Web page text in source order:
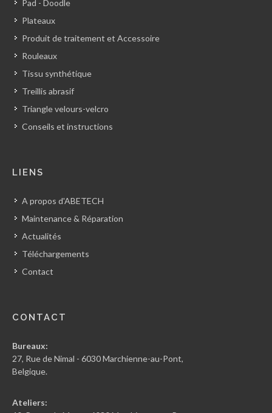
Pad - Doodle
Plateaux
Produit de traitement et Accessoire
Rouleaux
Tissu synthétique
Treillis abrasif
Triangle velours-velcro
Conseils et instructions
LIENS
A propos d'ABETECH
Maintenance & Réparation
Actualités
Téléchargements
Contact
CONTACT
Bureaux:
27, Rue de Nimal - 6030 Marchienne-au-Pont,
Belgique.
Ateliers: